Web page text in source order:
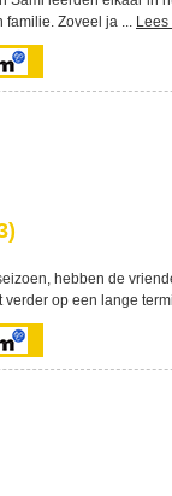
familie. Zoveel ja ...
hebben de
op een lange